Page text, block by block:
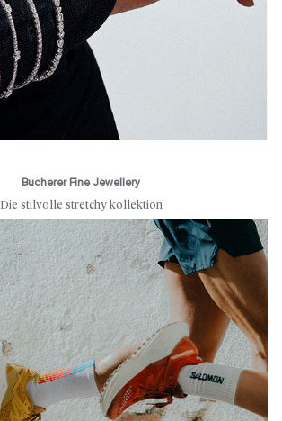
Bucherer Fine Jewellery
Die stilvolle stretchy kollektion